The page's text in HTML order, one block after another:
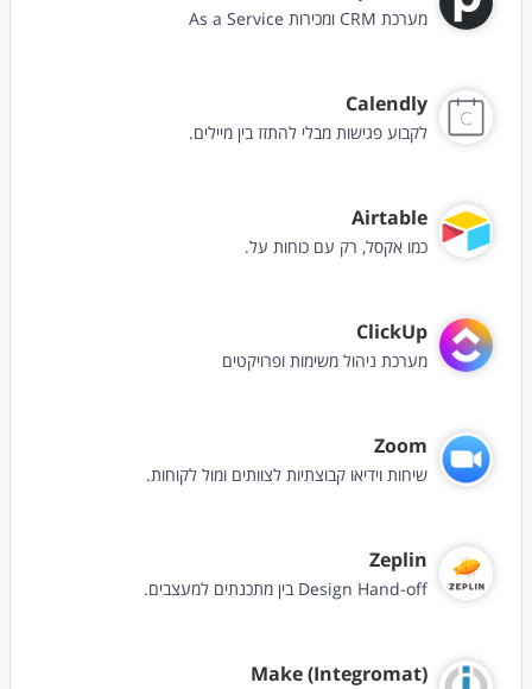
מערכת CRM ומכירות As a Service
Calendly
לקבוע פגישות מבלי להתזז בין מיילים.
Airtable
כמו אקסל, רק עם כוחות על.
ClickUp
מערכת ניהול משימות ופרויקטים
Zoom
שיחות וידיאו קבוצתיות לצוותים ומול לקוחות.
Zeplin
Design Hand-off בין מתכנתים למעצבים.
Make (Integromat)